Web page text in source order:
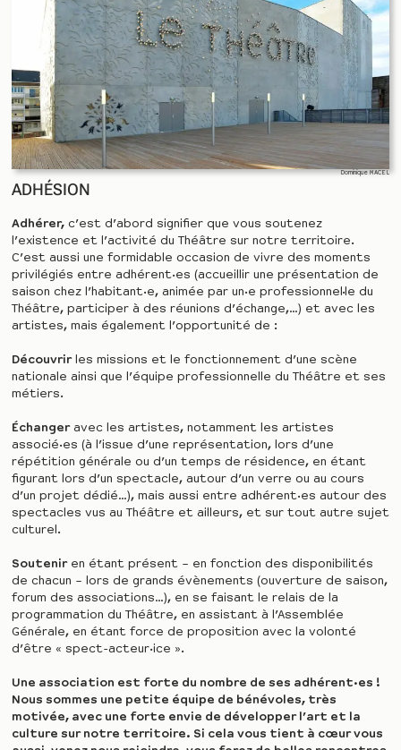
Dominique MACEL
ADHÉSION
Adhérer,c’est d’abord signifier que vous soutenez
l’existence et l’activité du Théâtre sur notre territoire.
C’est aussi une formidable occasion de vivre des moments
privilégiés entre adhérent·es (accueillir une présentation de
saison chez l’habitant·e, animée par un·e professionnel·le du
Théâtre, participer à des réunions d’échange,…) et avec les
artistes, mais également l’opportunité de :
Découvrirles missions et le fonctionnement d’une scène
nationale ainsi que l’équipe professionnelle du Théâtre et ses
métiers.
Échangeravec les artistes, notamment les artistes
associé·es (à l’issue d’une représentation, lors d’une
répétition générale ou d’un temps de résidence, en étant
figurant lors d’un spectacle, autour d’un verre ou au cours
d’un projet dédié…), mais aussi entre adhérent·es autour des
spectacles vus au Théâtre et ailleurs, et sur tout autre sujet
culturel.
Souteniren étant présent – en fonction des disponibilités
de chacun – lors de grands évènements (ouverture de saison,
forum des associations…), en se faisant le relais de la
programmation du Théâtre, en assistant à l’Assemblée
Générale, en étant force de proposition avec la volonté
d’être « spect-acteur·ice ».
Une association est forte du nombre de ses adhérent·es !
Nous sommes une petite équipe de bénévoles, très
motivée, avec une forte envie de développer l’art et la
culture sur notre territoire. Si cela vous tient à cœur vous